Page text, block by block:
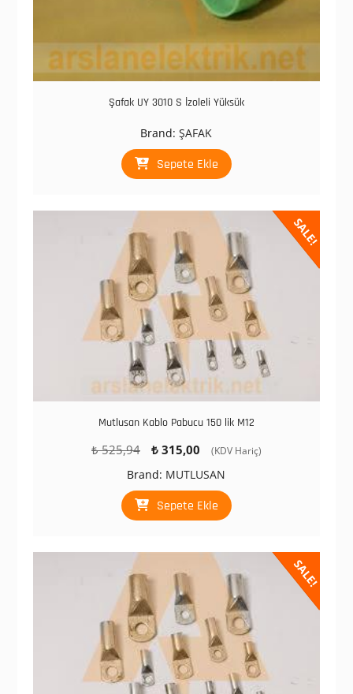
Şafak UY 3010 S İzoleli Yüksük
Brand:ŞAFAK
Sepete Ekle
SALE!
Mutlusan Kablo Pabucu 150 lik M12
₺525,94
Orijinal
₺ 525,94.
₺315,00
Şu
fiyat:
₺ 315,00.
(KDV Hariç)
Brand: MUTLUSAN
Sepete Ekle
SALE!